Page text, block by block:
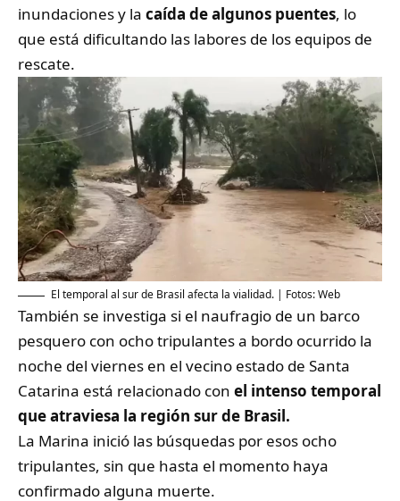
inundaciones y la caída de algunos puentes, lo
que está dificultando las labores de los equipos de
rescate.
El temporal al sur de Brasil afecta la vialidad. | Fotos: Web
También se investiga si el naufragio de un barco
pesquero con ocho tripulantes a bordo ocurrido la
noche del viernes en el vecino estado de Santa
Catarina está relacionado con el intenso temporal
que atraviesa la región sur de Brasil.
La Marina inició las búsquedas por esos ocho
tripulantes, sin que hasta el momento haya
confirmado alguna muerte.